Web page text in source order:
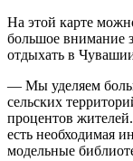
На этой карте
большое внимание
отдыхать в
— Мы уделяем
сельских
процентов
есть необходимая
модельные